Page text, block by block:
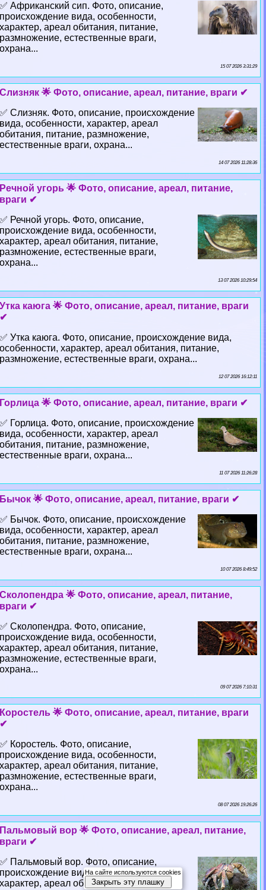
✅ Африканский сип. Фото, описание,
происхождение вида, особенности,
хаpaктер, ареал обитания, питание,
размножение, естественные враги,
охрана...
15 07 2026 3:31:29
Слизняк 🌟 Фото, описание, ареал, питание, враги ✔
✅ Слизняк. Фото, описание, происхождение
вида, особенности, хаpaктер, ареал
обитания, питание, размножение,
естественные враги, охрана...
14 07 2026 11:28:36
Речной угорь 🌟 Фото, описание, ареал, питание,
враги ✔
✅ Речной угорь. Фото, описание,
происхождение вида, особенности,
хаpaктер, ареал обитания, питание,
размножение, естественные враги,
охрана...
13 07 2026 10:29:54
Утка каюга 🌟 Фото, описание, ареал, питание, враги
✔
✅ Утка каюга. Фото, описание, происхождение вида,
особенности, хаpaктер, ареал обитания, питание,
размножение, естественные враги, охрана...
12 07 2026 16:12:11
Горлица 🌟 Фото, описание, ареал, питание, враги ✔
✅ Горлица. Фото, описание, происхождение
вида, особенности, хаpaктер, ареал
обитания, питание, размножение,
естественные враги, охрана...
11 07 2026 11:26:28
Бычок 🌟 Фото, описание, ареал, питание, враги ✔
✅ Бычок. Фото, описание, происхождение
вида, особенности, хаpaктер, ареал
обитания, питание, размножение,
естественные враги, охрана...
10 07 2026 8:49:52
Сколопендра 🌟 Фото, описание, ареал, питание,
враги ✔
✅ Сколопендра. Фото, описание,
происхождение вида, особенности,
хаpaктер, ареал обитания, питание,
размножение, естественные враги,
охрана...
09 07 2026 7:10:31
Коростель 🌟 Фото, описание, ареал, питание, враги
✔
✅ Коростель. Фото, описание,
происхождение вида, особенности,
хаpaктер, ареал обитания, питание,
размножение, естественные враги,
охрана...
08 07 2026 19:26:26
Пальмовый вор 🌟 Фото, описание, ареал, питание,
враги ✔
✅ Пальмовый вор. Фото, описание,
происхождение вида, особенности,
хаpaктер, ареал обитания, питание,
На сайте используются cookies
Закрыть эту плашку